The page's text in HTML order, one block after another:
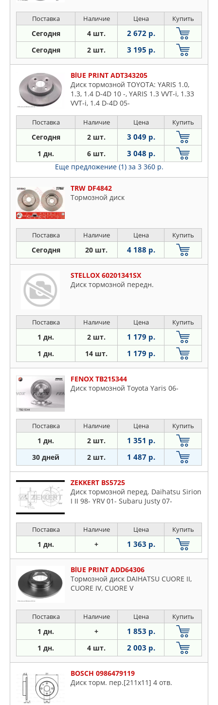
Поставка Наличие Цена Купить
Сегодня 4 шт. 2 672 р.
Сегодня 2 шт. 3 195 р.
BlUE PRINT ADT343205
Диск тормозной TOYOTA: YARIS 1.0,
1.3, 1.4 D-4D 10 -, YARIS 1.3 VVT-i, 1.33
VVT-i, 1.4 D-4D 05-
Поставка Наличие Цена Купить
Сегодня 2 шт. 3 049 р.
1 дн. 6 шт. 3 048 р.
Еще предложение (1) за 3 360 р.
TRW DF4842
Тормозной диск
Поставка Наличие Цена Купить
Сегодня 20 шт. 4 188 р.
STELLOX 60201341SX
Диск тормозной передн.
Поставка Наличие Цена Купить
1 дн. 2 шт. 1 179 р.
1 дн. 14 шт. 1 179 р.
FENOX TB215344
Диск тормозной Toyota Yaris 06-
Поставка Наличие Цена Купить
1 дн. 2 шт. 1 351 р.
30 дней 2 шт. 1 487 р.
ZEKKERT BS5725
Диск тормозной перед. Daihatsu Sirion
I II 98- YRV 01- Subaru Justy 07-
Поставка Наличие Цена Купить
1 дн. + 1 363 р.
BlUE PRINT ADD64306
Тормозной диск DAIHATSU CUORE II,
CUORE IV, CUORE V
Поставка Наличие Цена Купить
1 дн. + 1 853 р.
1 дн. 4 шт. 2 003 р.
BOSCH 0986479119
Диск торм. пер.[211x11] 4 отв.